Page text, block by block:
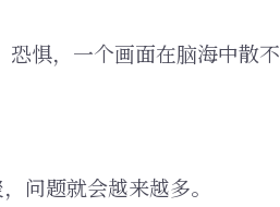
惧，一个画面在脑海中散不
问题就会越来越多。